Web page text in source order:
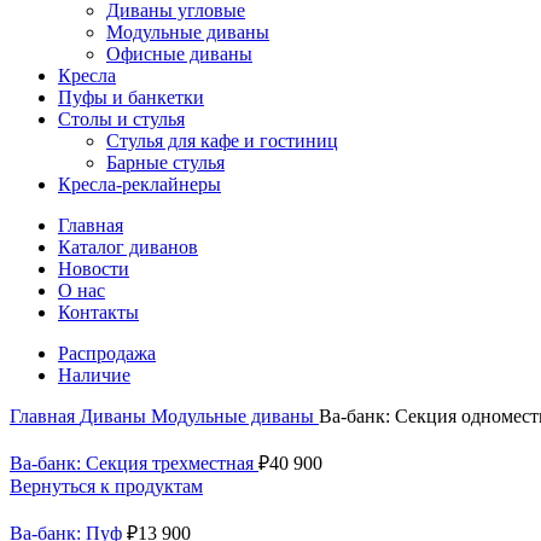
Диваны угловые
Модульные диваны
Офисные диваны
Кресла
Пуфы и банкетки
Столы и стулья
Стулья для кафе и гостиниц
Барные стулья
Кресла-реклайнеры
Главная
Каталог диванов
Новости
О нас
Контакты
Распродажа
Наличие
Главная Диваны Модульные диваны Ва-банк: Секция
Ва-банк: Секция трехместная ₽40 900
Вернуться к продуктам
Ва-банк: Пуф ₽13 900